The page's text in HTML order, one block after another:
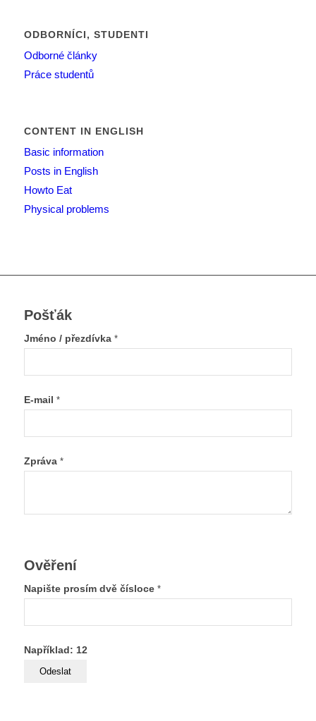
ODBORNÍCI, STUDENTI
Odborné články
Práce studentů
CONTENT IN ENGLISH
Basic information
Posts in English
Howto Eat
Physical problems
Pošťák
Jméno / přezdívka *
E-mail *
Zpráva *
Ověření
Napište prosím dvě čísloce *
Například: 12